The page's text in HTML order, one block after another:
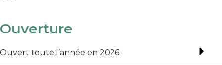
Ouverture
Ouvert toute l’année en 2026